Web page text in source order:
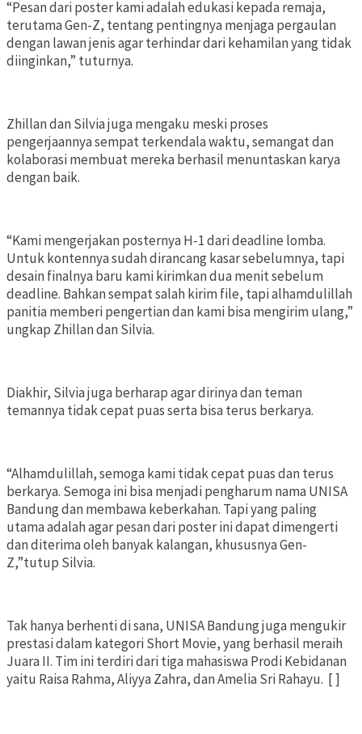
“Pesan dari poster kami adalah edukasi kepada remaja,
terutama Gen-Z, tentang pentingnya menjaga pergaulan
dengan lawan jenis agar terhindar dari kehamilan yang tidak
diinginkan,” tuturnya.
Zhillan dan Silvia juga mengaku meski proses
pengerjaannya sempat terkendala waktu, semangat dan
kolaborasi membuat mereka berhasil menuntaskan karya
dengan baik.
“Kami mengerjakan posternya H-1 dari deadline lomba.
Untuk kontennya sudah dirancang kasar sebelumnya, tapi
desain finalnya baru kami kirimkan dua menit sebelum
deadline. Bahkan sempat salah kirim file, tapi alhamdulillah
panitia memberi pengertian dan kami bisa mengirim ulang,”
ungkap Zhillan dan Silvia.
Diakhir, Silvia juga berharap agar dirinya dan teman
temannya tidak cepat puas serta bisa terus berkarya.
“Alhamdulillah, semoga kami tidak cepat puas dan terus
berkarya. Semoga ini bisa menjadi pengharum nama UNISA
Bandung dan membawa keberkahan. Tapi yang paling
utama adalah agar pesan dari poster ini dapat dimengerti
dan diterima oleh banyak kalangan, khususnya Gen-
Z,”tutup Silvia.
Tak hanya berhenti di sana, UNISA Bandung juga mengukir
prestasi dalam kategori Short Movie, yang berhasil meraih
Juara II. Tim ini terdiri dari tiga mahasiswa Prodi Kebidanan
yaitu Raisa Rahma, Aliyya Zahra, dan Amelia Sri Rahayu. [ ]